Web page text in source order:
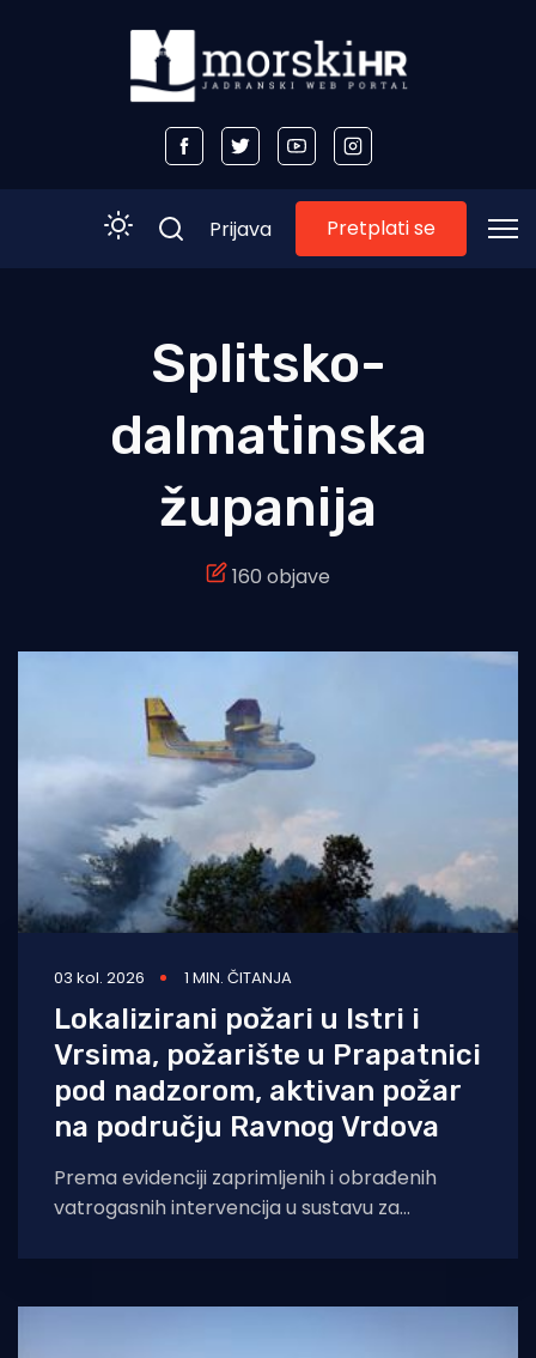
Morski plus
Tradicija i kultura
Prijava Pretplati se
Splitsko-
dalmatinska
županija
160 objave
03 kol. 2026 1 MIN. ČITANJA
Lokalizirani požari u Istri i
Vrsima, požarište u Prapatnici
pod nadzorom, aktivan požar
na području Ravnog Vrdova
Prema evidenciji zaprimljenih i obrađenih
vatrogasnih intervencija u sustavu za
navedenom razdoblju zabilježena je 131